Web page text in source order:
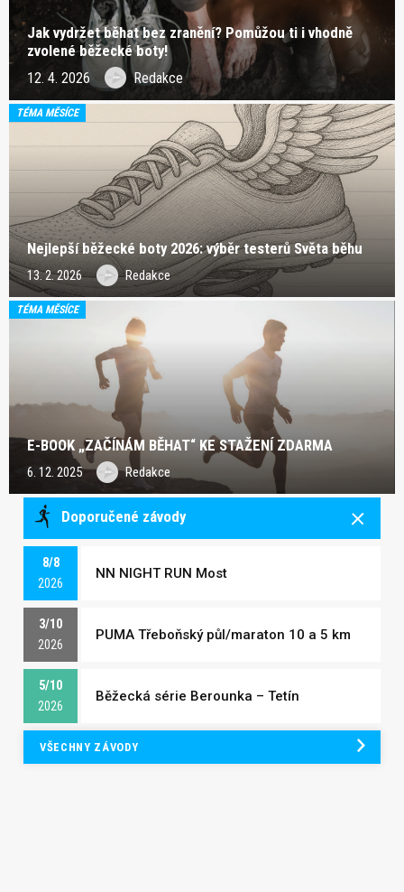
Jak vydržet běhat bez zranění? Pomůžou ti i vhodně
zvolené běžecké boty!
12. 4. 2026 Redakce
TÉMA MĚSÍCE
Nejlepší běžecké boty 2026: výběr testerů Světa běhu
13. 2. 2026 Redakce
TÉMA MĚSÍCE
E-BOOK „ZAČÍNÁM BĚHAT“ KE STAŽENÍ ZDARMA
6. 12. 2025 Redakce
Doporučené závody
8/8
2026
NN NIGHT RUN Most
3/10
2026
PUMA Třeboňský půl/maraton 10 a 5 km
5/10
2026
Běžecká série Berounka – Tetín
VŠECHNY ZÁVODY